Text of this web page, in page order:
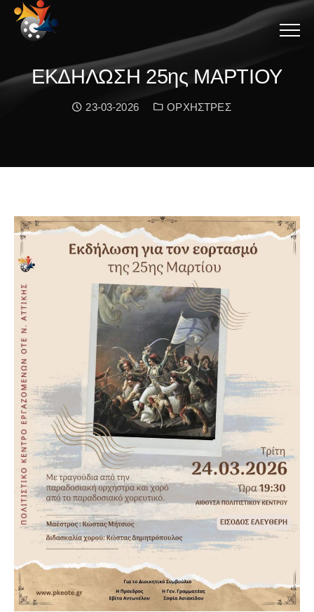
Menu
ΕΚΔΗΛΩΣΗ 25ης ΜΑΡΤΙΟΥ
Date:
23-03-2026 Κατηγορία:
ΟΡΧΗΣΤΡΕΣ